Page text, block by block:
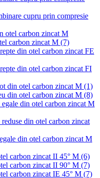
cupru prin compresie
otel carbon zincat M
carbon zincat M (7)
din otel carbon zincat FE
din otel carbon zincat FI
din otel carbon zincat M (1)
din otel carbon zincat M (8)
din otel carbon zincat M
din otel carbon zincat
din otel carbon zincat M
carbon zincat II 45° M (6)
carbon zincat II 90° M (7)
carbon zincat IE 45° M (7)